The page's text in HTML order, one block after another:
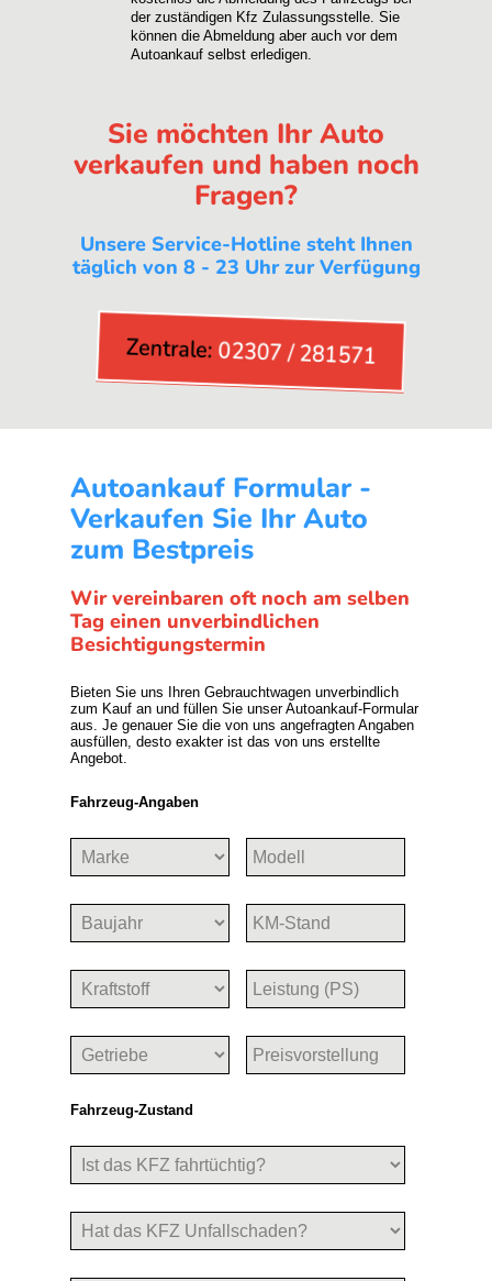
der zuständigen Kfz Zulassungsstelle. Sie
können die Abmeldung aber auch vor dem
Autoankauf selbst erledigen.
Sie möchten Ihr Auto
verkaufen und haben noch
Fragen?
Unsere Service-Hotline steht Ihnen
täglich von 8 - 23 Uhr zur Verfügung
Zentrale: 02307 / 281571
Autoankauf Formular -
Verkaufen Sie Ihr Auto
zum Bestpreis
Wir vereinbaren oft noch am selben
Tag einen unverbindlichen
Besichtigungstermin
Bieten Sie uns Ihren Gebrauchtwagen unverbindlich
zum Kauf an und füllen Sie unser Autoankauf-Formular
aus. Je genauer Sie die von uns angefragten Angaben
ausfüllen, desto exakter ist das von uns erstellte
Angebot.
Fahrzeug-Angaben
Fahrzeug-Zustand